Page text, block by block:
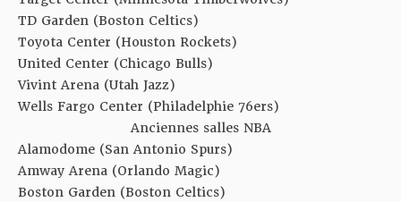
TD Garden (Boston Celtics)
Toyota Center (Houston Rockets)
United Center (Chicago Bulls)
Vivint Arena (Utah Jazz)
Wells Fargo Center (Philadelphie 76ers)
Anciennes salles NBA
Alamodome (San Antonio Spurs)
Amway Arena (Orlando Magic)
Boston Garden (Boston Celtics)